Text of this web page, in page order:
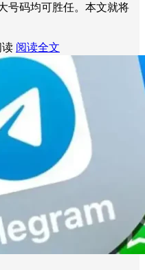
号码均可胜任。本文就将
读 阅读全文